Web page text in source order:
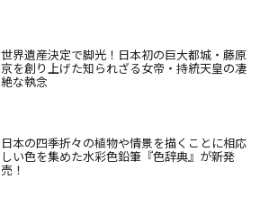
世界遺産決定で脚光！日本初の巨大都城・藤原
京を創り上げた知られざる女帝・持統天皇の凄
絶な執念
日本の四季折々の植物や情景を描くことに相応
しい色を集めた水彩色鉛筆『色辞典』が新発
売！